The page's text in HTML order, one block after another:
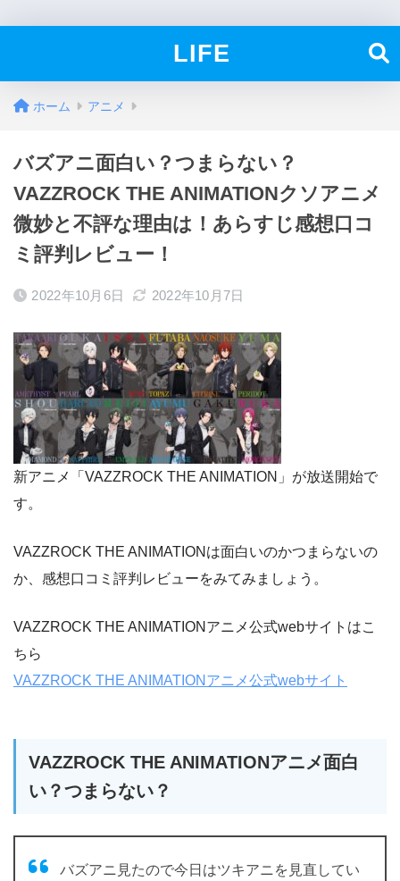
LIFE
ホーム アニメ
バズアニ面白い？つまらない？
VAZZROCK THE ANIMATIONクソアニメ
微妙と不評な理由は！あらすじ感想口コ
ミ評判レビュー！
2022年10月6日 2022年10月7日
新アニメ「VAZZROCK THE ANIMATION」が放送開始で
す。
VAZZROCK THE ANIMATIONは面白いのかつまらないの
か、感想口コミ評判レビューをみてみましょう。
VAZZROCK THE ANIMATIONアニメ公式webサイトはこ
ちら
VAZZROCK THE ANIMATIONアニメ公式webサイト
VAZZROCK THE ANIMATIONアニメ面白
い？つまらない？
バズアニ見たので今日はツキアニを見直してい